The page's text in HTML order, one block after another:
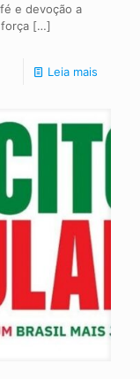
e devoção a
[…]
Leia mais